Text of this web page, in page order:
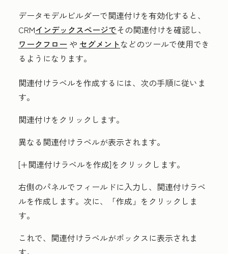
データモデルビルダーで関連付けを有効化すると、
CRMインデックスページでその関連付けを確認し、
ワークフロー や セグメントなどのツールで使用でき
るようになります。
関連付けラベルを作成するには、次の手順に従いま
す。
関連付けをクリックします。
異なる関連付けラベルが表示されます。
[+関連付けラベルを作成]をクリックします。
右側のパネルでフィールドに入力し、関連付けラベ
ルを作成します。次に、
「作成」 をクリックしま
す。
これで、関連付けラベルがボックスに表示されま